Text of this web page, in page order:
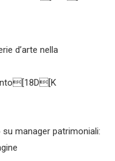
d’arte nella
su manager patrimoniali: